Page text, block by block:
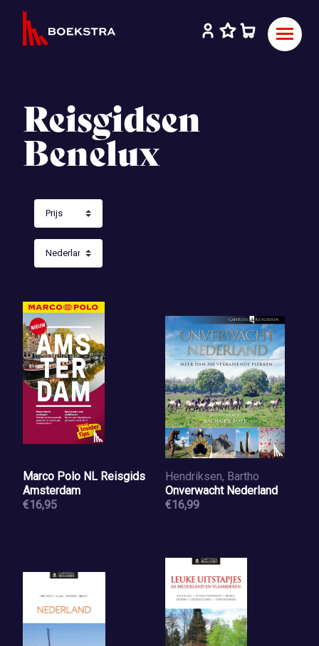
Reisgidsen
Benelux
Marco Polo NL Reisgids
Amsterdam
€16,95
Hendriksen, Bartho
Onverwacht Nederland
€16,99